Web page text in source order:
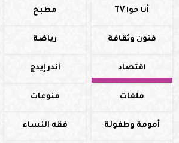
أنا حوا TV مطبخ
فنون وثقافة رياضة
اقتصاد أندر إيدج
ملفات منوعات
أمومة وطفولة فقه النساء